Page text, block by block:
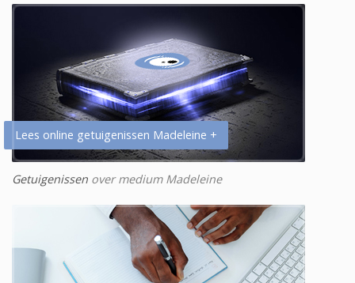
Lees online getuigenissen Madeleine +
Getuigenissen over medium Madeleine